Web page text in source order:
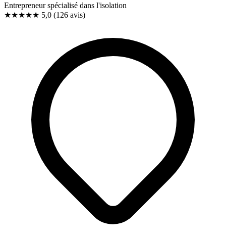
Entrepreneur spécialisé dans l'isolation
★★★★★ 5,0 (126 avis)